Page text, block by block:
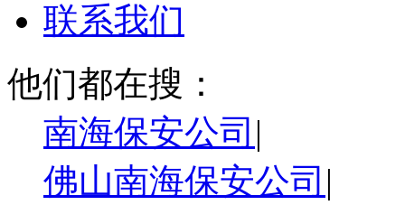
联系我们
他们都在搜：
南海保安公司 |
佛山南海保安公司 |